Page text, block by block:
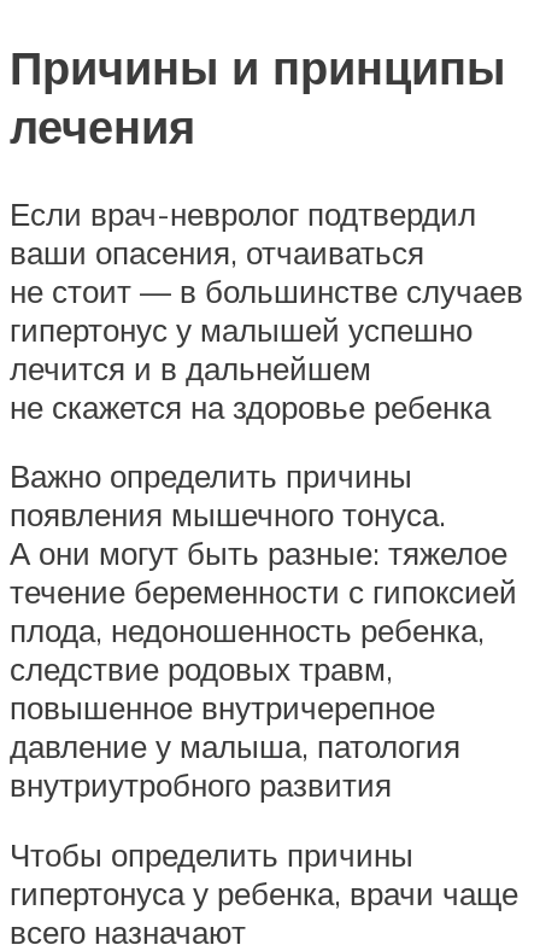
Причины и принципы
лечения
Если врач-невролог подтвердил
ваши опасения, отчаиваться
не стоит — в большинстве случаев
гипертонус у малышей успешно
лечится и в дальнейшем
не скажется на здоровье ребенка
Важно определить причины
появления мышечного тонуса.
А они могут быть разные: тяжелое
течение беременности с гипоксией
плода, недоношенность ребенка,
следствие родовых травм,
повышенное внутричерепное
давление у малыша, патология
внутриутробного развития
Чтобы определить причины
гипертонуса у ребенка, врачи чаще
всего назначают